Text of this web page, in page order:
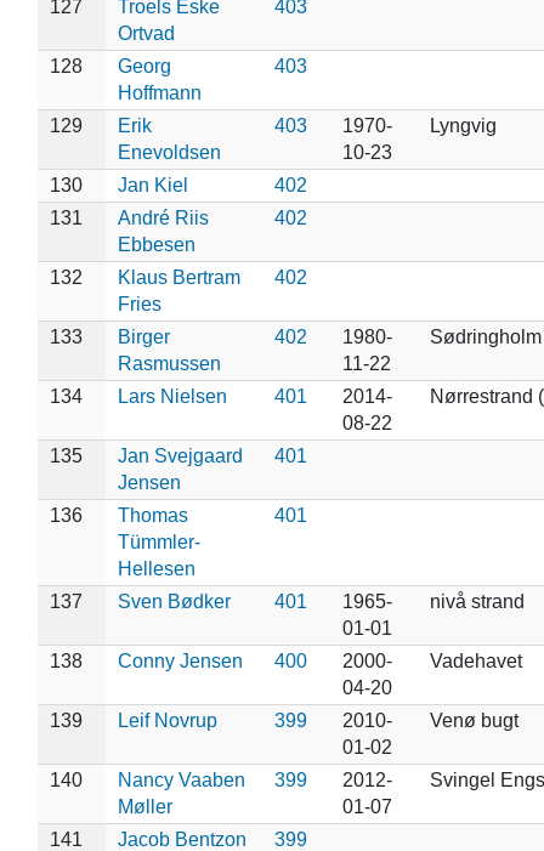
127
Troels Eske
Ortvad
403
128
Georg
Hoffmann
403
129
Erik
Enevoldsen
403
1970-
10-23
Lyngvig
130 Jan Kiel
402
131
André Riis
Ebbesen
402
132
Klaus Bertram
Fries
402
133
Birger
Rasmussen
402
1980-
11-22
Sødringholm
134 Lars Nielsen 401
2014-
08-22
Nørrestrand
135
Jan Svejgaard
Jensen
401
136
Thomas
Tümmler-
Hellesen
401
137 Sven Bødker 401
1965-
01-01
nivå strand
138 Conny Jensen 400
2000-
04-20
Vadehavet
139 Leif Novrup 399
2010-
01-02
Venø bugt
140
Nancy Vaaben
Møller
399
2012-
01-07
Svingel
141
Jacob Bentzon
399